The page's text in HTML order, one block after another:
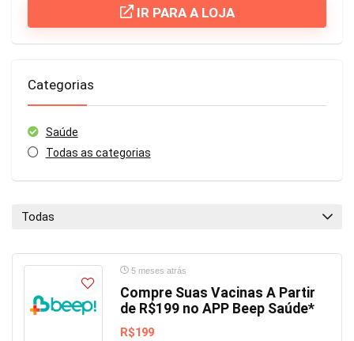
IR PARA A LOJA
Categorias
Saúde
Todas as categorias
Todas
5 meses atrás
Compre Suas Vacinas A Partir
de R$199 no APP Beep Saúde*
R$199